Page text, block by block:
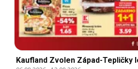
Kaufland Zvolen Západ-Tepličky